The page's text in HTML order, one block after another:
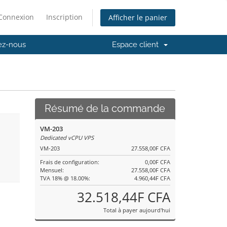
Inscription Afficher le panier
nous Espace client
Résumé de la commande
VM-203
Dedicated vCPU VPS
VM-203
27.558,00F CFA
Frais de configuration:
0,00F CFA
Mensuel:
27.558,00F CFA
TVA 18% @ 18.00%:
4.960,44F CFA
32.518,44F CFA
Total à payer aujourd'hui